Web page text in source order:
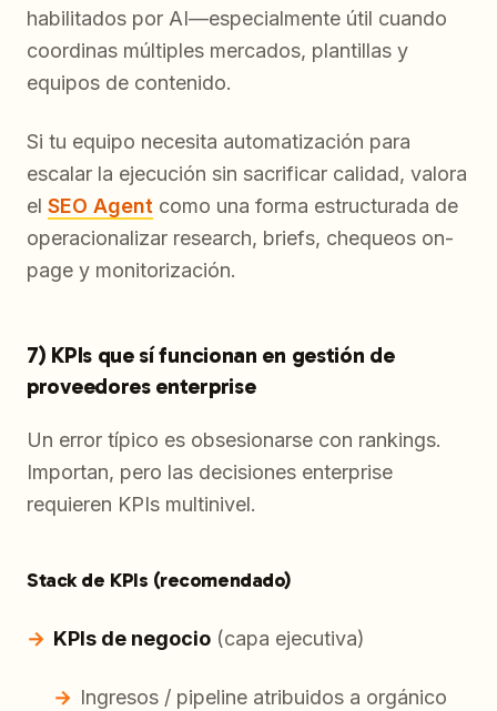
habilitados por AI—especialmente útil cuando
coordinas múltiples mercados, plantillas y
equipos de contenido.
Si tu equipo necesita automatización para
escalar la ejecución sin sacrificar calidad, valora
el SEO Agent como una forma estructurada de
operacionalizar research, briefs, chequeos on-
page y monitorización.
7) KPIs que sí funcionan en gestión de
proveedores enterprise
Un error típico es obsesionarse con rankings.
Importan, pero las decisiones enterprise
requieren KPIs multinivel.
Stack de KPIs (recomendado)
KPIs de negocio (capa ejecutiva)
Ingresos / pipeline atribuidos a orgánico